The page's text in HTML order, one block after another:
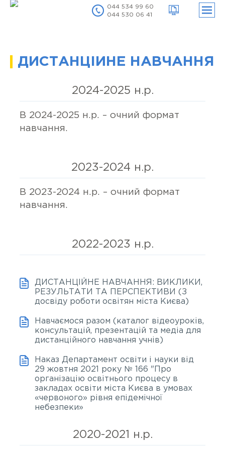
044 534 99 60
044 530 06 41
ДИСТАНЦІЙНЕ НАВЧАННЯ
2024-2025 н.р.
В 2024-2025 н.р. – очний формат
навчання.
2023-2024 н.р.
В 2023-2024 н.р. – очний формат
навчання.
2022-2023 н.р.
ДИСТАНЦІЙНЕ НАВЧАННЯ: ВИКЛИКИ,
РЕЗУЛЬТАТИ ТА ПЕРСПЕКТИВИ (З
досвіду роботи освітян міста Києва)
Навчаємося разом (каталог відеоуроків,
консультацій, презентацій та медіа для
дистанційного навчання учнів)
Наказ Департамент освіти і науки від
29 жовтня 2021 року № 166 "Про
організацію освітнього процесу в
закладах освіти міста Києва в умовах
«червоного» рівня епідемічної
небезпеки»
2020-2021 н.р.